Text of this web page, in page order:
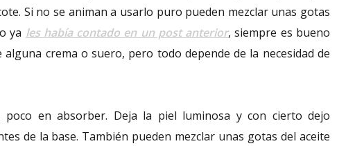
Si no se animan a usarlo puro pueden mezclar unas gotas
ya les había contado en un post anterior, siempre es bueno
alguna crema o suero, pero todo depende de la necesidad de
poco en absorber. Deja la piel luminosa y con cierto dejo
de la base. También pueden mezclar unas gotas del aceite